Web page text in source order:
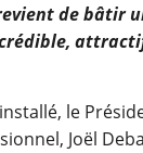
de bâtir
le
Joël